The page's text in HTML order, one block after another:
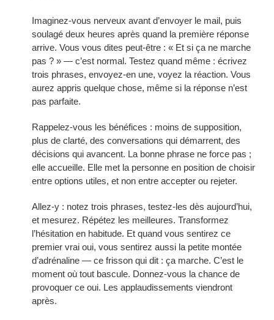
Imaginez-vous nerveux avant d’envoyer le mail, puis
soulagé deux heures après quand la première réponse
arrive. Vous vous dites peut-être : « Et si ça ne marche
pas ? » — c’est normal. Testez quand même : écrivez
trois phrases, envoyez-en une, voyez la réaction. Vous
aurez appris quelque chose, même si la réponse n’est
pas parfaite.
Rappelez-vous les bénéfices : moins de supposition,
plus de clarté, des conversations qui démarrent, des
décisions qui avancent. La bonne phrase ne force pas ;
elle accueille. Elle met la personne en position de choisir
entre options utiles, et non entre accepter ou rejeter.
Allez-y : notez trois phrases, testez-les dès aujourd’hui,
et mesurez. Répétez les meilleures. Transformez
l’hésitation en habitude. Et quand vous sentirez ce
premier vrai oui, vous sentirez aussi la petite montée
d’adrénaline — ce frisson qui dit : ça marche. C’est le
moment où tout bascule. Donnez-vous la chance de
provoquer ce oui. Les applaudissements viendront
après.